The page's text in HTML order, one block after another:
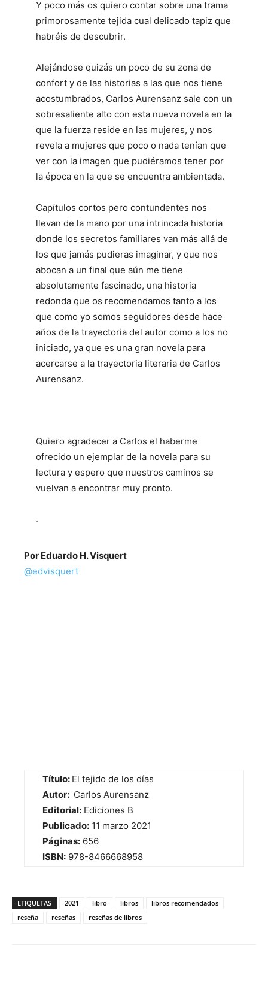
Y poco más os quiero contar sobre una trama
primorosamente tejida cual delicado tapiz que
habréis de descubrir.
Alejándose quizás un poco de su zona de
confort y de las historias a las que nos tiene
acostumbrados, Carlos Aurensanz sale con un
sobresaliente alto con esta nueva novela en la
que la fuerza reside en las mujeres, y nos
revela a mujeres que poco o nada tenían que
ver con la imagen que pudiéramos tener por
la época en la que se encuentra ambientada.
Capítulos cortos pero contundentes nos
llevan de la mano por una intrincada historia
donde los secretos familiares van más allá de
los que jamás pudieras imaginar, y que nos
abocan a un final que aún me tiene
absolutamente fascinado, una historia
redonda que os recomendamos tanto a los
que como yo somos seguidores desde hace
años de la trayectoria del autor como a los no
iniciado, ya que es una gran novela para
acercarse a la trayectoria literaria de Carlos
Aurensanz.
Quiero agradecer a Carlos el haberme
ofrecido un ejemplar de la novela para su
lectura y espero que nuestros caminos se
vuelvan a encontrar muy pronto.
.
Por Eduardo H. Visquert
@edvisquert
Título: El tejido de los días
Autor: Carlos Aurensanz
Editorial: Ediciones B
Publicado: 11 marzo 2021
Páginas: 656
ISBN: 978-8466668958
ETIQUETAS 2021 libro libros
libros recomendados
reseña
reseñas reseñas de libros